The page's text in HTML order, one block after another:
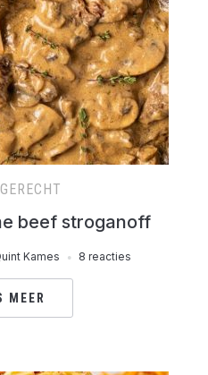
beef stroganoff
Kames 8 reacties
MEER